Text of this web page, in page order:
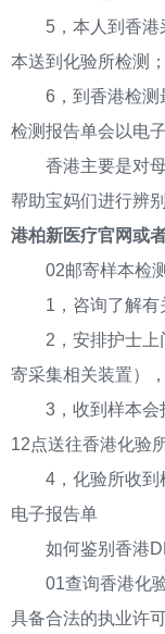
5，本人到香港
本送到化验所检测
6，到香港检测最
检测报告单会以电
香港主要是对母
帮助宝妈们进行辨
港柏新医疗官网或
02邮寄样本检
1，咨询了解有
2，安排护士上门
寄采集相关装置）
3，收到样本会
12点送往香港化验
4，化验所收到样
电子报告单
如何鉴别香港
01查询香港化验
具备合法的执业许